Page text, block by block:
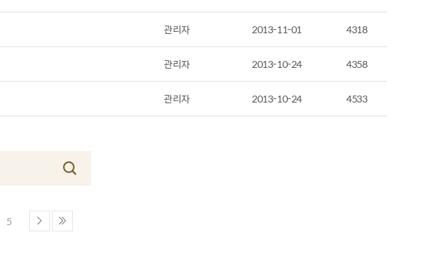
관리자 2013-11-01 4318
관리자 2013-10-24 4358
관리자 2013-10-24 4533
5